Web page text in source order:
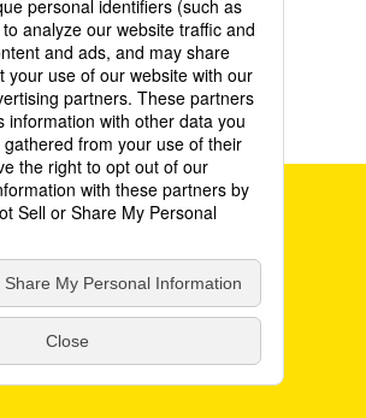
アカウント一覧
てウェブアクセシビリティ方針
タマーハラスメント方針
& Beverage Ltd. All Rights Reserved.